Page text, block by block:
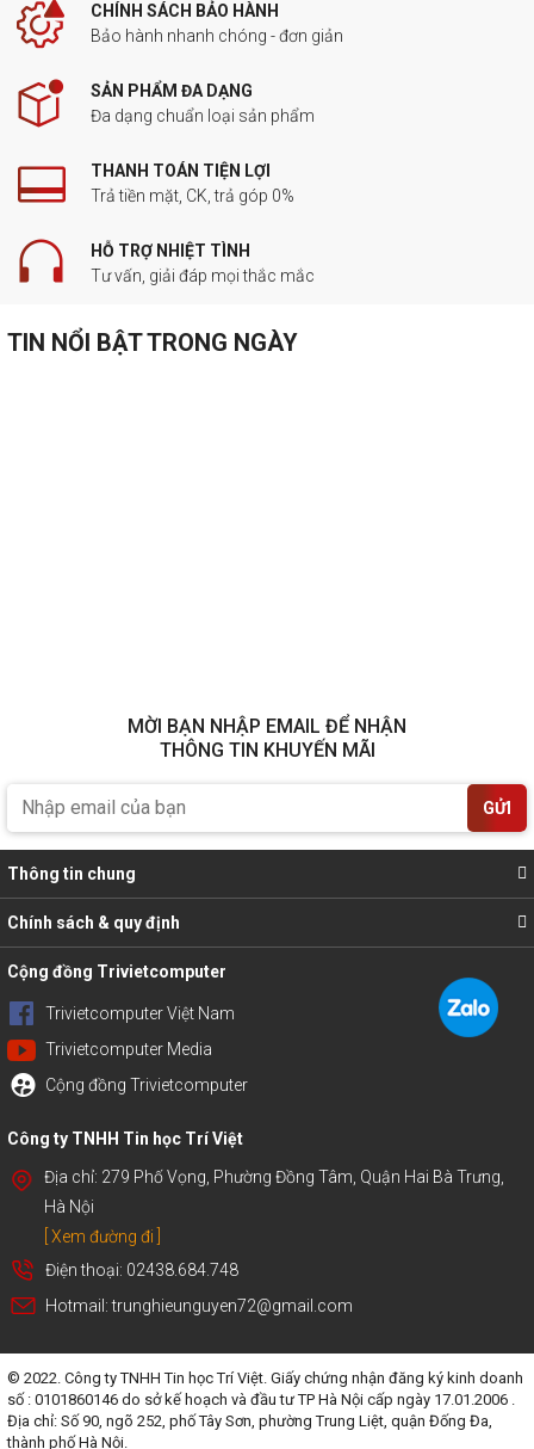
CHÍNH SÁCH BẢO HÀNH
Bảo hành nhanh chóng - đơn giản
SẢN PHẨM ĐA DẠNG
Đa dạng chuẩn loại sản phẩm
THANH TOÁN TIỆN LỢI
Trả tiền mặt, CK, trả góp 0%
HỖ TRỢ NHIỆT TÌNH
Tư vấn, giải đáp mọi thắc mắc
TIN NỔI BẬT TRONG NGÀY
MỜI BẠN NHẬP EMAIL ĐỂ NHẬN
THÔNG TIN KHUYẾN MÃI
GỬI
Thông tin chung
Chính sách & quy định
Cộng đồng Trivietcomputer
Trivietcomputer Việt Nam
Trivietcomputer Media
Cộng đồng Trivietcomputer
Công ty TNHH Tin học Trí Việt
Địa chỉ: 279 Phố Vọng, Phường Đồng Tâm, Quận Hai Bà Trưng,
Hà Nội
[ Xem đường đi ]
Điện thoại: 02438.684.748
Hotmail: trunghieunguyen72@gmail.com
© 2022. Công ty TNHH Tin học Trí Việt. Giấy chứng nhận đăng ký kinh doanh
số : 0101860146 do sở kế hoạch và đầu tư TP Hà Nội cấp ngày 17.01.2006 .
Địa chỉ: Số 90, ngõ 252, phố Tây Sơn, phường Trung Liệt, quận Đống Đa,
thành phố Hà Nội.